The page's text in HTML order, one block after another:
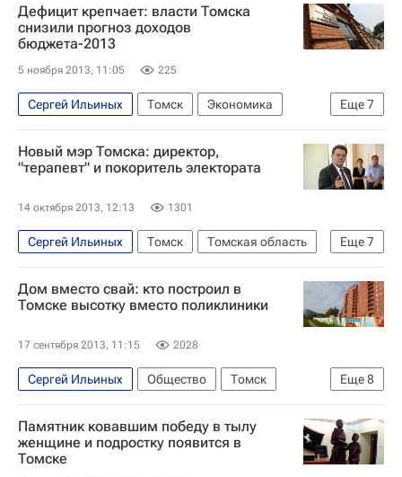
Иван Кляйн
Василий Баскаков
Николай Николайчук
Русская православная церковь
Администрация г. Томска
Томская городская Дума
Томь Россия
Дефицит крепчает: власти Томска
снизили прогноз доходов
бюджета-2013
5 ноября 2013, 11:05 225
Еще7
Сергей Ильиных Томск
Экономика
Томская область
Весь мир
Европа
Сибирский ФО
Администрация г. Томска
Новый мэр Томска: директор,
"терапевт" и покоритель электората
14 октября 2013, 12:13 1301
Еще7
Сергей Ильиных Томск
Томская область
Весь мир
Европа
Сибирский ФО
Евгений Паршуто
Вступление в должность нового мэра Томска
Россия
Дом вместо свай: кто построил в
Томске высотку вместо поликлиники
17 сентября 2013, 11:15 2028
Еще8
Сергей Ильиных Общество
Томск
Европа
Сибирский ФО
Томская область
Весь мир
Евгений Паршуто
Администрация г. Томска
Памятник ковавшим победу в тылу
женщине и подростку появится в
Томске